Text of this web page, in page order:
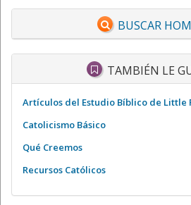
BUSCAR
TAMBIÉN LE
Artículos del Estudio Bíblico de Little
Catolicismo Básico
Qué Creemos
Recursos Católicos